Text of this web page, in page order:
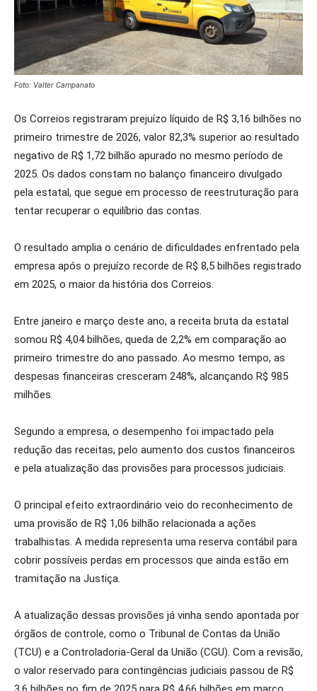
Foto: Valter Campanato
Os Correios registraram prejuízo líquido de R$ 3,16 bilhões no
primeiro trimestre de 2026, valor 82,3% superior ao resultado
negativo de R$ 1,72 bilhão apurado no mesmo período de
2025. Os dados constam no balanço financeiro divulgado
pela estatal, que segue em processo de reestruturação para
tentar recuperar o equilíbrio das contas.
O resultado amplia o cenário de dificuldades enfrentado pela
empresa após o prejuízo recorde de R$ 8,5 bilhões registrado
em 2025, o maior da história dos Correios.
Entre janeiro e março deste ano, a receita bruta da estatal
somou R$ 4,04 bilhões, queda de 2,2% em comparação ao
primeiro trimestre do ano passado. Ao mesmo tempo, as
despesas financeiras cresceram 248%, alcançando R$ 985
milhões.
Segundo a empresa, o desempenho foi impactado pela
redução das receitas, pelo aumento dos custos financeiros
e pela atualização das provisões para processos judiciais.
O principal efeito extraordinário veio do reconhecimento de
uma provisão de R$ 1,06 bilhão relacionada a ações
trabalhistas. A medida representa uma reserva contábil para
cobrir possíveis perdas em processos que ainda estão em
tramitação na Justiça.
A atualização dessas provisões já vinha sendo apontada por
órgãos de controle, como o Tribunal de Contas da União
(TCU) e a Controladoria-Geral da União (CGU). Com a revisão,
o valor reservado para contingências judiciais passou de R$